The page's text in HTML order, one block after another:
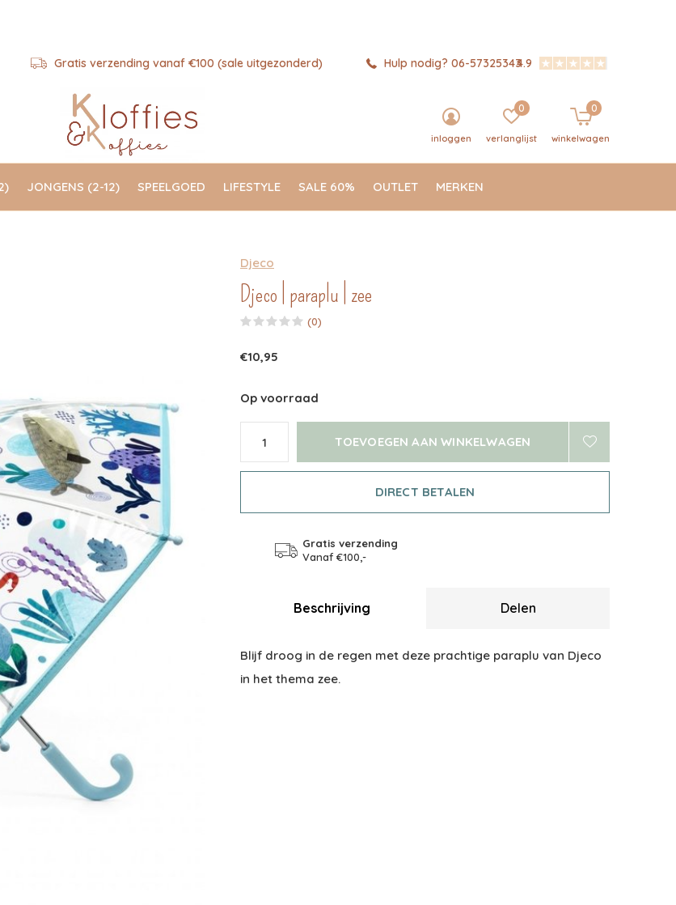
JONGENS (2-12) SPEELGOED LIFESTYLE SALE 60% OUTLET MERKEN
inloggen verlanglijst
0
winkelwagen
0
Gratis verzending vanaf €100 (sale uitgezonderd) Hulp nodig? 06-573253434.9
Djeco
Djeco | paraplu | zee
(0)
€10,95
Op voorraad
TOEVOEGEN AAN WINKELWAGEN
DIRECT BETALEN
Gratis verzending
Vanaf €100,-
Beschrijving Delen
Blijf droog in de regen met deze prachtige paraplu van Djeco
in het thema zee.